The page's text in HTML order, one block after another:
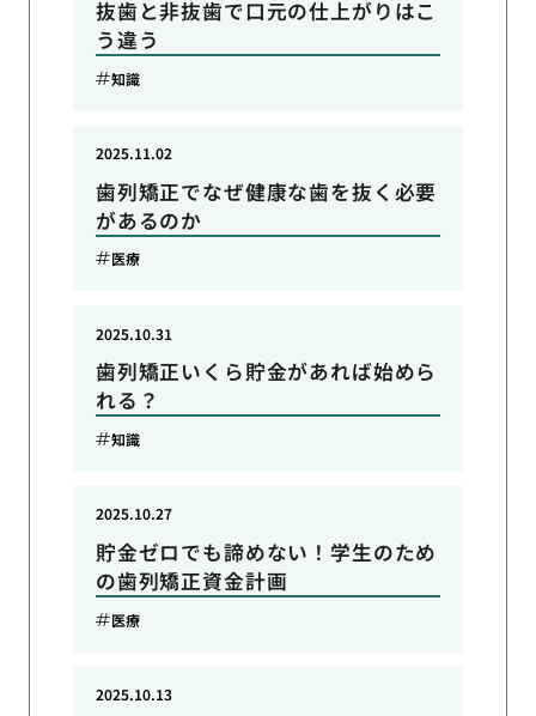
抜歯と非抜歯で口元の仕上がりはこ
う違う
知識
歯列矯正でなぜ健康な歯を抜く必要
があるのか
2025.11.02
医療
歯列矯正いくら貯金があれば始めら
れる？
2025.10.31
知識
貯金ゼロでも諦めない！学生のため
の歯列矯正資金計画
2025.10.27
医療
2025.10.13